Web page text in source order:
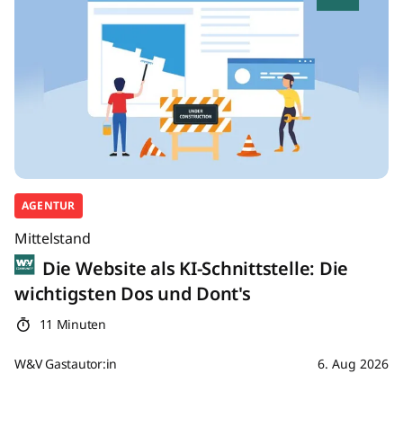
AGENTUR
Mittelstand
Die Website als KI-Schnittstelle: Die
wichtigsten Dos und Dont's
11 Minuten
W&V Gastautor:in 6. Aug 2026